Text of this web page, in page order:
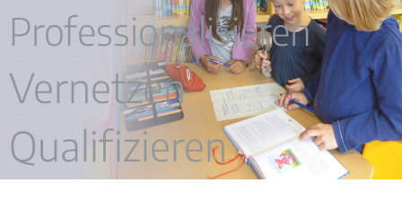
Professionalisieren
Vernetzen
Qualifizieren